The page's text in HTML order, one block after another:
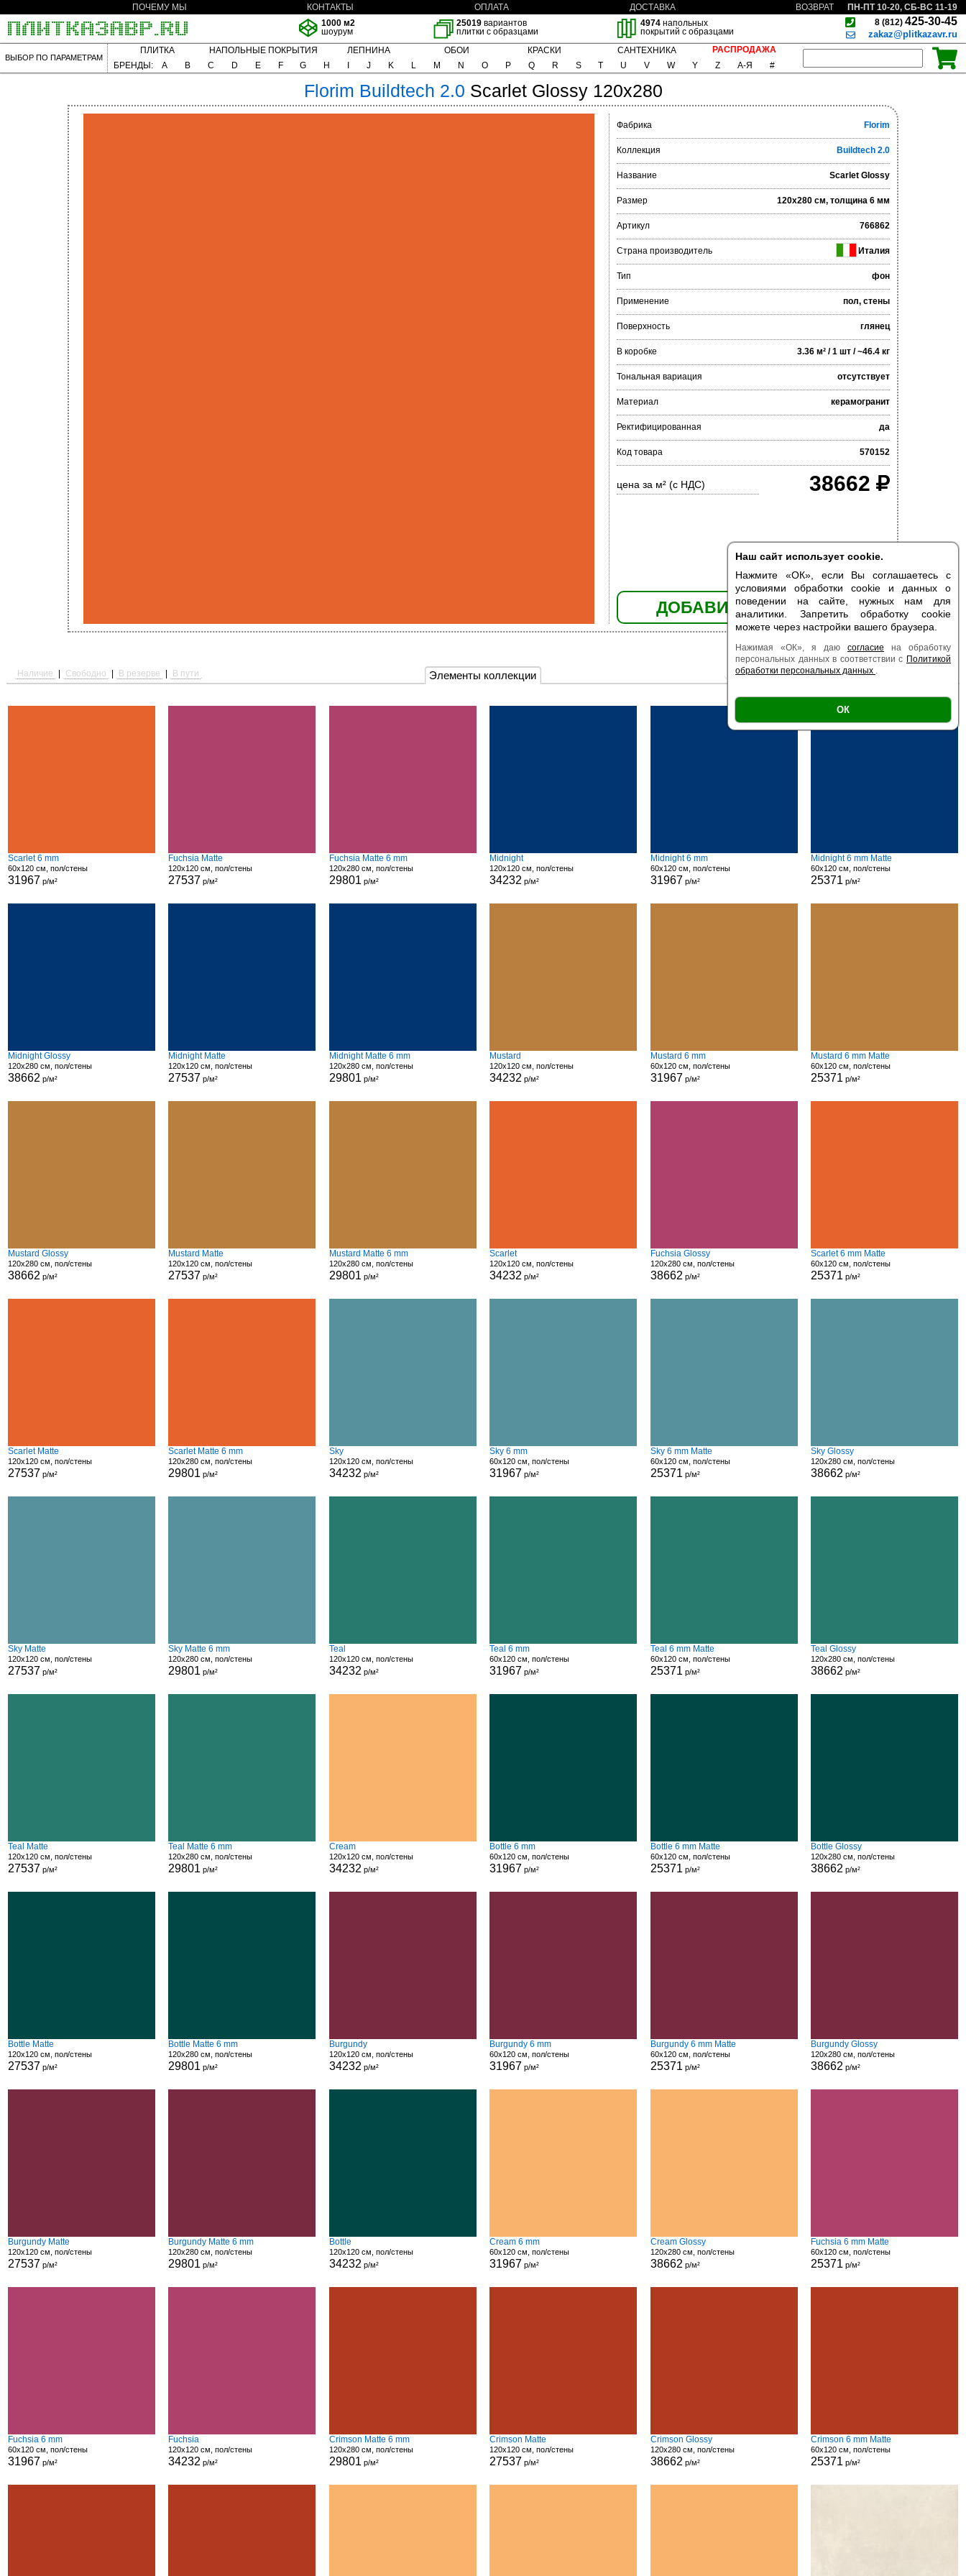
Наш сайт использует cookie.
Нажмите «ОК», если Вы соглашаетесь с
условиями обработки cookie и данных о
поведении на сайте, нужных нам для
аналитики. Запретить обработку cookie
можете через настройки вашего браузера.
Нажимая «ОК», я даю согласие на обработку
персональных данных в соответствии с Политикой
обработки персональных данных .
ОК
ПОЧЕМУ МЫ КОНТАКТЫ ОПЛАТА ДОСТАВКА ВОЗВРАТ
ПН-ПТ 10-20, СБ-ВС 11-19
1000 м2
шоурум
25019 вариантов
плитки с образцами
4974напольных
покрытий с образцами
8 (812) 425-30-45
zakaz@plitkazavr.ru
ВЫБОР ПО ПАРАМЕТРАМ
ПЛИТКА НАПОЛЬНЫЕ ПОКРЫТИЯ ЛЕПНИНА ОБОИ КРАСКИ САНТЕХНИКА
РАСПРОДАЖА
БРЕНДЫ:
A B C D E F G H J K L M N O P Q R S T U V W Y Z А-Я #
Florim Buildtech 2.0 Scarlet Glossy 120x280
Фабрика Florim
Коллекция Buildtech 2.0
Название Scarlet Glossy
Размер 120x280 см, толщина 6 мм
Артикул 766862
Страна производитель Италия
Тип фон
Применение пол, стены
Поверхность глянец
В коробке 3.36 м² / 1 шт / ~46.4 кг
Тональная вариация отсутствует
Материал керамогранит
Ректифицированная да
Код товара 570152
цена за м² (с НДС) 38662
ДОБАВИТЬ В КОРЗИНУ
Элементы коллекции
Наличие Свободно В резерве В пути Есть образец | Поверхность |
Scarlet 6 mm
60x120 см, пол/стены
31967 р/м²
Fuchsia Matte
120x120 см, пол/стены
27537 р/м²
Fuchsia Matte 6 mm
120x280 см, пол/стены
29801 р/м²
Midnight
120x120 см, пол/стены
34232 р/м²
Midnight 6 mm
60x120 см, пол/стены
31967 р/м²
Midnight 6 mm Matte
60x120 см, пол/стены
25371 р/м²
Midnight Glossy
120x280 см, пол/стены
38662 р/м²
Midnight Matte
120x120 см, пол/стены
27537 р/м²
Midnight Matte 6 mm
120x280 см, пол/стены
29801 р/м²
Mustard
120x120 см, пол/стены
34232 р/м²
Mustard 6 mm
60x120 см, пол/стены
31967 р/м²
Mustard 6 mm Matte
60x120 см, пол/стены
25371 р/м²
Mustard Glossy
120x280 см, пол/стены
38662 р/м²
Mustard Matte
120x120 см, пол/стены
27537 р/м²
Mustard Matte 6 mm
120x280 см, пол/стены
29801 р/м²
Scarlet
120x120 см, пол/стены
34232 р/м²
Fuchsia Glossy
120x280 см, пол/стены
38662 р/м²
Scarlet 6 mm Matte
60x120 см, пол/стены
25371 р/м²
Scarlet Matte
120x120 см, пол/стены
27537 р/м²
Scarlet Matte 6 mm
120x280 см, пол/стены
29801 р/м²
Sky
120x120 см, пол/стены
34232 р/м²
Sky 6 mm
60x120 см, пол/стены
31967 р/м²
Sky 6 mm Matte
60x120 см, пол/стены
25371 р/м²
Sky Glossy
120x280 см, пол/стены
38662 р/м²
Sky Matte
120x120 см, пол/стены
27537 р/м²
Sky Matte 6 mm
120x280 см, пол/стены
29801 р/м²
Teal
120x120 см, пол/стены
34232 р/м²
Teal 6 mm
60x120 см, пол/стены
31967 р/м²
Teal 6 mm Matte
60x120 см, пол/стены
25371 р/м²
Teal Glossy
120x280 см, пол/стены
38662 р/м²
Teal Matte
120x120 см, пол/стены
27537 р/м²
Teal Matte 6 mm
120x280 см, пол/стены
29801 р/м²
Cream
120x120 см, пол/стены
34232 р/м²
Bottle 6 mm
60x120 см, пол/стены
31967 р/м²
Bottle 6 mm Matte
60x120 см, пол/стены
25371 р/м²
Bottle Glossy
120x280 см, пол/стены
38662 р/м²
Bottle Matte
120x120 см, пол/стены
27537 р/м²
Bottle Matte 6 mm
120x280 см, пол/стены
29801 р/м²
Burgundy
120x120 см, пол/стены
34232 р/м²
Burgundy 6 mm
60x120 см, пол/стены
31967 р/м²
Burgundy 6 mm Matte
60x120 см, пол/стены
25371 р/м²
Burgundy Glossy
120x280 см, пол/стены
38662 р/м²
Burgundy Matte
120x120 см, пол/стены
27537 р/м²
Burgundy Matte 6 mm
120x280 см, пол/стены
29801 р/м²
Bottle
120x120 см, пол/стены
34232 р/м²
Cream 6 mm
60x120 см, пол/стены
31967 р/м²
Cream Glossy
120x280 см, пол/стены
38662 р/м²
Fuchsia 6 mm Matte
60x120 см, пол/стены
25371 р/м²
Fuchsia 6 mm
60x120 см, пол/стены
31967 р/м²
Fuchsia
120x120 см, пол/стены
34232 р/м²
Crimson Matte 6 mm
120x280 см, пол/стены
29801 р/м²
Crimson Matte
120x120 см, пол/стены
27537 р/м²
Crimson Glossy
120x280 см, пол/стены
38662 р/м²
Crimson 6 mm Matte
60x120 см, пол/стены
25371 р/м²